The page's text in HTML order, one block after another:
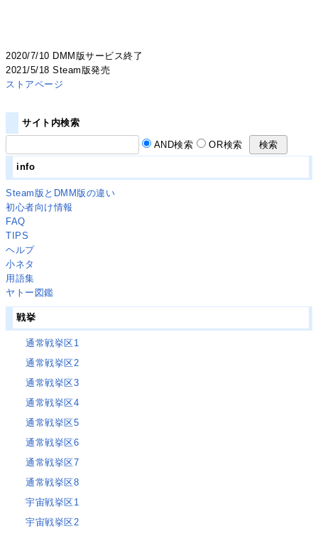
2020/7/10 DMM版サービス終了
2021/5/18 Steam版発売
ストアページ
サイト内検索
AND検索 OR検索
info
Steam版とDMM版の違い
初心者向け情報
FAQ
TIPS
ヘルプ
小ネタ
用語集
ヤトー図鑑
戦挙
通常戦挙区1
通常戦挙区2
通常戦挙区3
通常戦挙区4
通常戦挙区5
通常戦挙区6
通常戦挙区7
通常戦挙区8
宇宙戦挙区1
宇宙戦挙区2